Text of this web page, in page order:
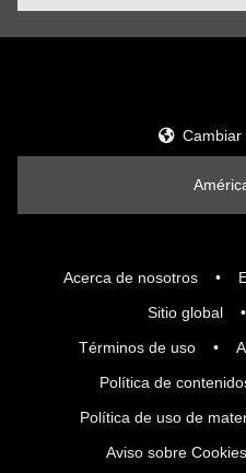
Acerca de nosotros
Sitio global
Términos de uso
Política de
Política de uso de
Aviso sobre Cookies
Cambiar